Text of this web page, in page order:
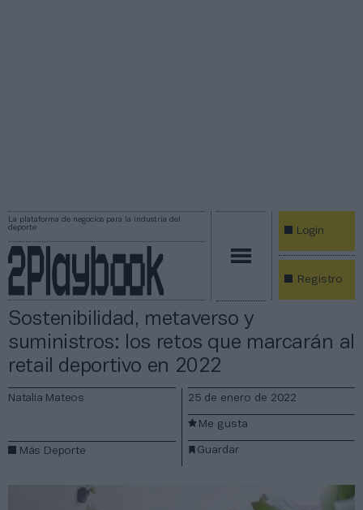
La plataforma de negocios para la industria del
deporte
Login
Registro
Sostenibilidad, metaverso y
suministros: los retos que marcarán al
retail deportivo en 2022
Natalia Mateos
Más Deporte
25 de enero de 2022
Guardar
Me gusta